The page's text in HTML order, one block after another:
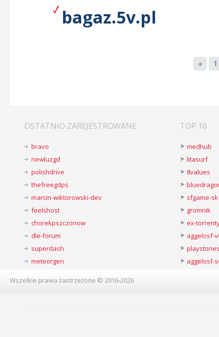
bagaz.5v.pl
« 1
OSTATNIO ZAREJESTROWANE
bravo
newluzgd
polishdrive
thefreegdps
marcin-wiktorowski-dev
feelshost
chorekpszczonow
dle-forum
superdash
meteorgen
TOP 10
medhub
litasurf
8values
sfgame-sk
gromnik
ex-
aggelosf-
aggelosf-
Wszelkie prawa zastrzeżone © 2016-2026